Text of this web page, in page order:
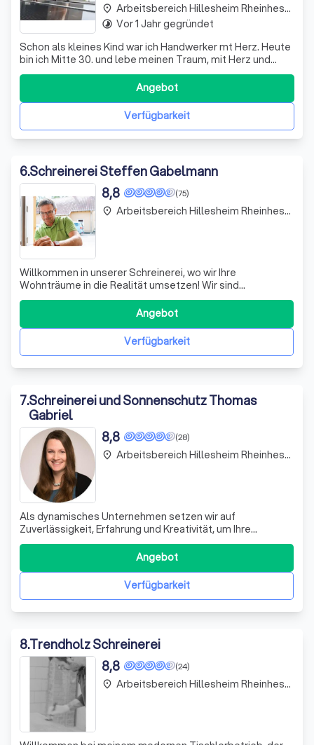
Schon als kleines Kind war ich Handwerker mt Herz. Heute
bin ich Mitte 30. und lebe meinen Traum, mit Herz und
Verstand. Mein Schwerpunkt liegt dabei auf der Montage
von Türen und der Verlegung von schwimmenden/
verklebten Bodenbelägen ( Laminat, Vinyl, Parkett). Da ich
aus dem Bau- Fachahdel komme
Verfügbarkeit
Angebot
place Arbeitsbereich Hillesheim Rheinhessen
timelapse Vor 1 Jahr gegründet
6.Schreinerei Steffen Gabelmann
(75)
8,8
Willkommen in unserer Schreinerei, wo wir Ihre
Wohnträume in die Realität umsetzen! Wir sind
spezialisiert auf die Anfertigung und den Einbau von
hochwertigen Fenstern und Türen, die nicht nur ästhetisch
ansprechend, sondern auch energieeffizient sind. Unsere
Produkte helfen Ihnen, Energiekosten zu
Verfügbarkeit
Angebot
place Arbeitsbereich Hillesheim Rheinhessen
7.Schreinerei und Sonnenschutz Thomas
Gabriel
(28)
8,8
Als dynamisches Unternehmen setzen wir auf
Zuverlässigkeit, Erfahrung und Kreativität, um Ihre
individuellen Wünsche zu erfüllen. In unserer Ausstellung
präsentieren wir Ihnen eine Vielzahl an maßgefertigten
Möbeln und Sonnenschutzlösungen, die nicht nur
funktional, sondern auch ästhetisch anspreche
Verfügbarkeit
Angebot
place Arbeitsbereich Hillesheim Rheinhessen
8.Trendholz Schreinerei
(24)
8,8
place Arbeitsbereich Hillesheim Rheinhessen